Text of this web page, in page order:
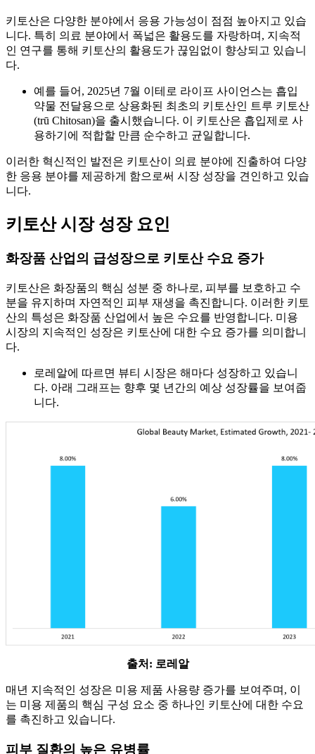
키토산은 다양한 분야에서 응용 가능성이 점점 높아지고 있습
니다. 특히 의료 분야에서 폭넓은 활용도를 자랑하며, 지속적
인 연구를 통해 키토산의 활용도가 끊임없이 향상되고 있습니
다.
예를 들어, 2025년 7월 이테로 라이프 사이언스는 흡입
약물 전달용으로 상용화된 최초의 키토산인 트루 키토산
(trū Chitosan)을 출시했습니다. 이 키토산은 흡입제로 사
용하기에 적합할 만큼 순수하고 균일합니다.
이러한 혁신적인 발전은 키토산이 의료 분야에 진출하여 다양
한 응용 분야를 제공하게 함으로써 시장 성장을 견인하고 있습
니다.
키토산 시장 성장 요인
화장품 산업의 급성장으로 키토산 수요 증가
키토산은 화장품의 핵심 성분 중 하나로, 피부를 보호하고 수
분을 유지하며 자연적인 피부 재생을 촉진합니다. 이러한 키토
산의 특성은 화장품 산업에서 높은 수요를 반영합니다. 미용
시장의 지속적인 성장은 키토산에 대한 수요 증가를 의미합니
다.
로레알에 따르면 뷰티 시장은 해마다 성장하고 있습니
다. 아래 그래프는 향후 몇 년간의 예상 성장률을 보여줍
니다.
출처: 로레알
매년 지속적인 성장은 미용 제품 사용량 증가를 보여주며, 이
는 미용 제품의 핵심 구성 요소 중 하나인 키토산에 대한 수요
를 촉진하고 있습니다.
피부 질환의 높은 유병률